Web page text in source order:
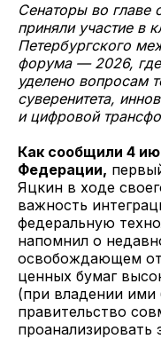
Сенаторы во главе
приняли участие в
Петербургского
форума — 2026,
уделено вопросам
суверенитета,
и цифровой
Как сообщили 4
Федерации,
Яцкин в ходе
важность
федеральную
напомнил о
освобождающем
ценных бумаг
(при владении ими
правительство
проанализировать